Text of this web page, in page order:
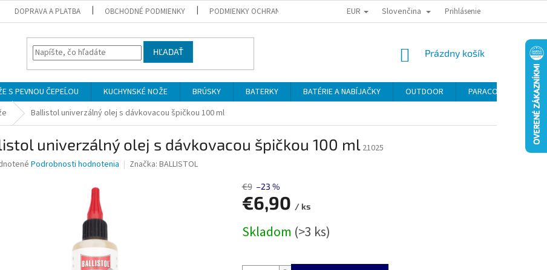
DOPRAVA A PLATBA OBCHODNÉ PODMIENKY PODMIENKY OCHRANY OSOBNÝCH ÚDAJOV ODSTÚPENIE OD KÚPNEJ ZMLUVY
EUR Slovenčina Prihlásenie
HĽADAŤ
NÁKUPNÝ
Prázdny košík
S PEVNOU ČEPEĹOU KUCHYNSKÉ NOŽE BRÚSKY BATERKY BATÉRIE A NABÍJAČKY OUTDOOR PARACORD
Ballistol univerzálný olej s dávkovacou špičkou 100 ml
univerzálný olej s dávkovacou špičkou 100 ml 21025
Podrobnosti hodnotenia Značka: BALLISTOL
€9 –23 %
€6,90 / ks
cena:
Skladom (>3 ks)